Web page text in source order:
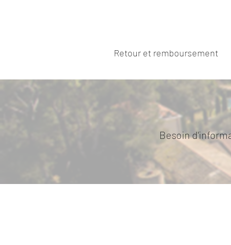
Retour et remboursement
Besoin